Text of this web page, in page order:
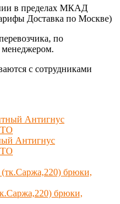
в пределах МКАД
Доставка по Москве)
по
менеджером.
с сотрудниками
Антигнус
брюки,